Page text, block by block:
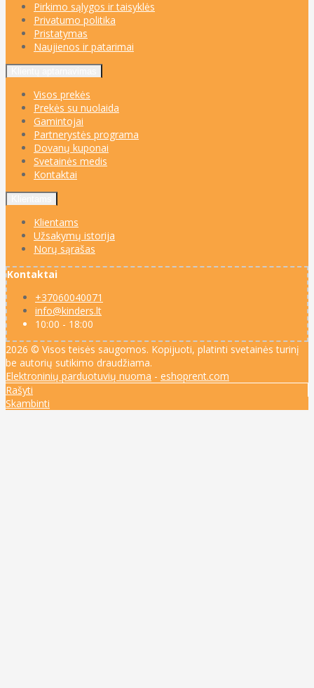
Pirkimo sąlygos ir taisyklės
Privatumo politika
Pristatymas
Naujienos ir patarimai
Visos prekės
Prekės su nuolaida
Gamintojai
Partnerystės programa
Dovanų kuponai
Svetainės medis
Kontaktai
Klientams
Užsakymų istorija
Norų sąrašas
Kontaktai
+37060040071
info@kinders.lt
10:00 - 18:00
2026 © Visos teisės saugomos. Kopijuoti, platinti svetainės turinį
be autorių sutikimo draudžiama.
Elektroninių parduotuvių nuoma - eshoprent.com
Rašyti
Skambinti